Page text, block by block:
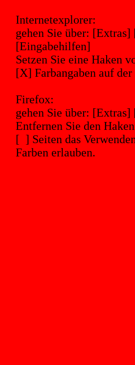
Internetexplorer:
gehen Sie über:
[Eingabehilfen]
Setzen Sie eine Haken
[X] Farbangaben auf
Firefox:
gehen Sie über:
Entfernen Sie den
[ ] Seiten das
Farben erlauben.